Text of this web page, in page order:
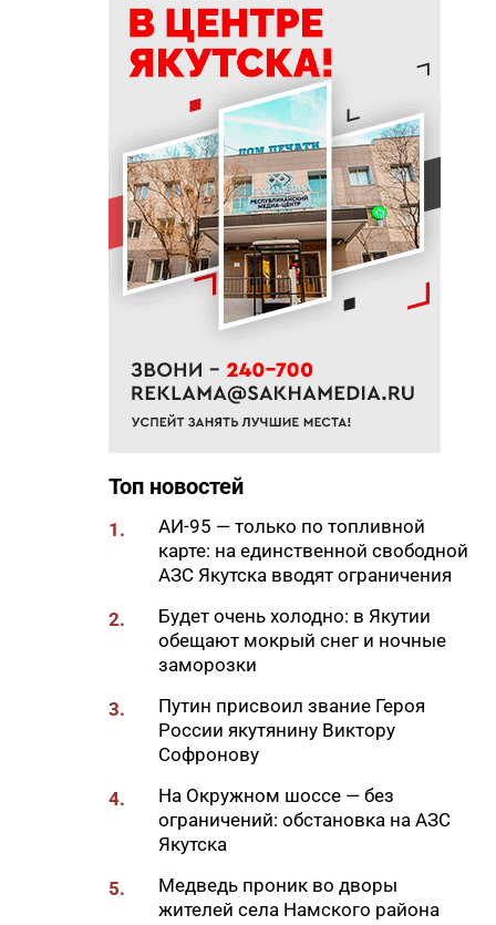
«Открытая дорога» в Якутске
19:28
Боец из Якутии на машине
прорвался через горящее
поле и спас сослуживцев
19:15
В Якутске водитель без прав
сбил ребенка на пешеходном
переходе
19:00
Почти 22 тысячи услуг оказал
Центр социально-
психологической поддержки
семьи и молодежи
благотворительная акция
«Помоги пойти учиться»
диспансеризацию
18:15
Более 4 тысяч жителей Якутии
получили помощь мобильной
кризисной службы
18:14
Сельхозпроизводители Якутии
получили 631,8 тонн топлива
Стартовал прием заявок на
конкурс «Отец года – 2026»
В четырех районах Якутии
прокладывают ВОЛС по
проекту «Синергия Арктики»
Суточный лимит отпуска
дизельного топлива на
Нижнебестяхской нефтебазе
увеличен до 31 тонны
Топ новостей
1.
АИ-95 — только по топливной
карте: на единственной свободной
АЗС Якутска вводят ограничения
2.
Будет очень холодно: в Якутии
обещают мокрый снег и ночные
заморозки
3.
Путин присвоил звание Героя
России якутянину Виктору
Софронову
4.
На Окружном шоссе — без
ограничений: обстановка на АЗС
Якутска
5.
Медведь проник во дворы
жителей села Намского района